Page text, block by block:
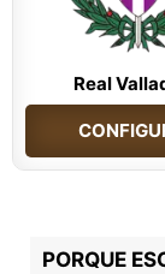
Real
PORQUE